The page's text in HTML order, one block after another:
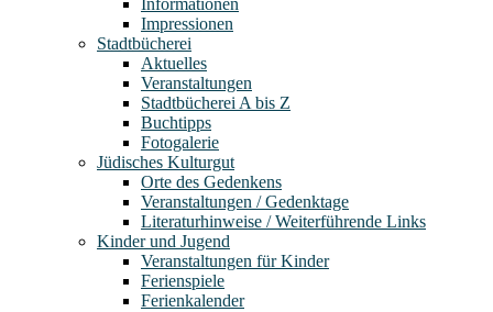
Impressionen
Stadtbücherei
Aktuelles
Veranstaltungen
Stadtbücherei A bis Z
Buchtipps
Fotogalerie
Jüdisches Kulturgut
Orte des Gedenkens
Veranstaltungen / Gedenktage
Literaturhinweise / Weiterführende Links
Kinder und Jugend
Veranstaltungen für Kinder
Ferienspiele
Ferienkalender